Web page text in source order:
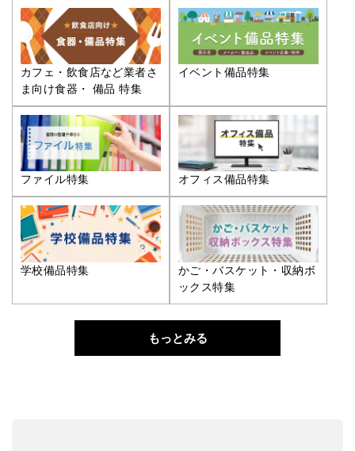
カフェ・飲食店など業者さ
ま向け食器・ 備品 特集
イベント備品特集
ファイル特集 オフィス備品特集
学校備品特集
かご・バスケット・収納ボ
ックス特集
もっとみる